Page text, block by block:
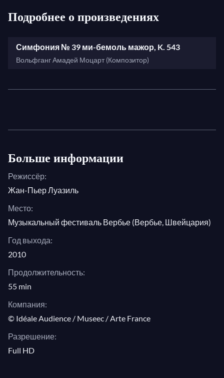
Подробнее о произведениях
Симфония № 39 ми-бемоль мажор, K. 543
Вольфганг Амадей Моцарт (Композитор)
Больше информации
Режиссёр:
Жан-Пьер Луазиль
Место:
Музыкальный фестиваль Вербье (Вербье, Швейцария)
Год выхода:
2010
Продолжительность:
55 min
Компания:
© Idéale Audience / Museec / Arte France
Разрешение:
Full HD